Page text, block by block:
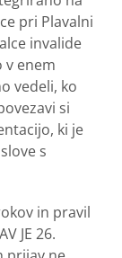
pri Plavalni
invalide
v enem
vedeli, ko
si
ki je
s
in pravil
JE 26.